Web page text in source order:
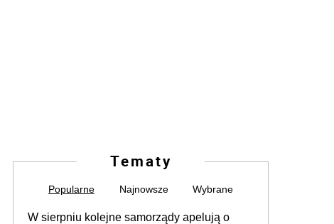
Tematy
Popularne Najnowsze Wybrane
W sierpniu kolejne samorządy apelują o